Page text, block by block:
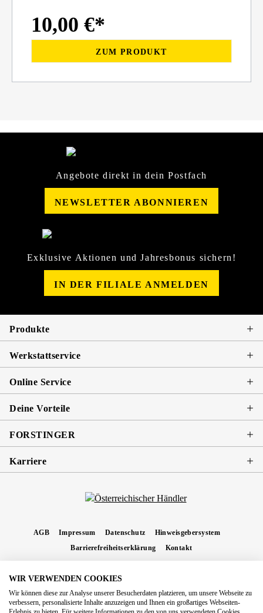
10,00 €*
ZUM PRODUKT
Angebote direkt in dein Postfach
NEWSLETTER ABONNIEREN
Exklusive Aktionen und Jahresbonus sichern!
IN DER FILIALE ANMELDEN
Produkte
Werkstattservice
Online Service
Deine Vorteile
FORSTINGER
Karriere
AGB Impressum Datenschutz
Hinweisgebersystem
Barrierefreiheitserklärung
Kontakt
Nachnahmegebühren, wenn nicht anders angegeben.
WIR VERWENDEN COOKIES
Wir können diese zur Analyse unserer Besucherdaten platzieren, um unsere Webseite zu
verbessern, personalisierte Inhalte anzuzeigen und Ihnen ein großartiges Webseiten-